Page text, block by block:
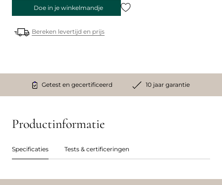
Doe in je winkelmandje
Bereken levertijd en prijs
Getest en gecertificeerd 10 jaar garantie
Productinformatie
Specificaties Tests & certificeringen